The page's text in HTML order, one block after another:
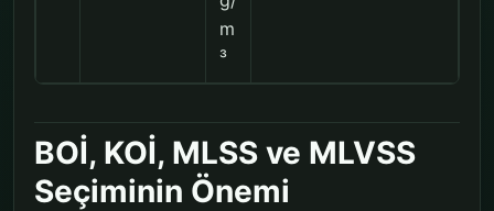
m
³
BOİ, KOİ, MLSS ve MLVSS
Seçiminin Önemi